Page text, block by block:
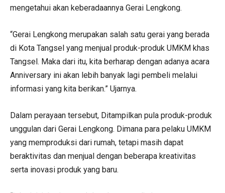
mengetahui akan keberadaannya Gerai Lengkong.
“Gerai Lengkong merupakan salah satu gerai yang berada
di Kota Tangsel yang menjual produk-produk UMKM khas
Tangsel. Maka dari itu, kita berharap dengan adanya acara
Anniversary ini akan lebih banyak lagi pembeli melalui
informasi yang kita berikan.” Ujarnya.
Dalam perayaan tersebut, Ditampilkan pula produk-produk
unggulan dari Gerai Lengkong. Dimana para pelaku UMKM
yang memproduksi dari rumah, tetapi masih dapat
beraktivitas dan menjual dengan beberapa kreativitas
serta inovasi produk yang baru.